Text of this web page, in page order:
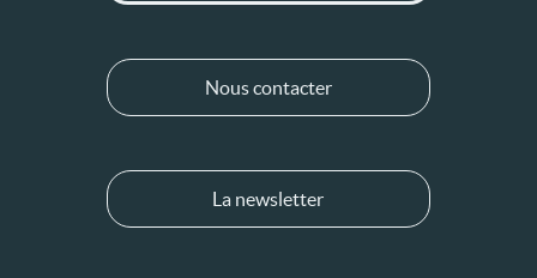
Nous contacter
La newsletter